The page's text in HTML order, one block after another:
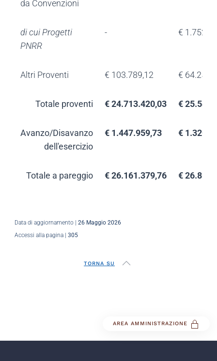
da Convenzioni
di cui Progetti
PNRR
- €
Altri Proventi € 103.789,12 €
Totale proventi € 24.713.420,03 €
Avanzo/Disavanzo
dell'esercizio
€ 1.447.959,73 €
Totale a pareggio € 26.161.379,76 €
Data di aggiornamento | 26 Maggio 2026
Accessi alla pagina | 305
TORNA SU
AREA AMMINISTRAZIONE